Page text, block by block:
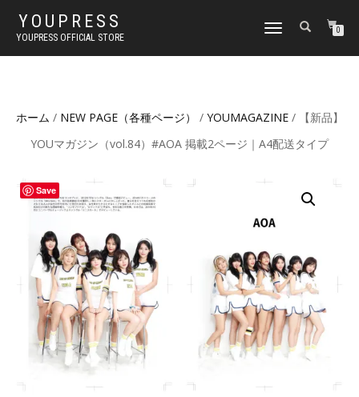
YOUPRESS
YOUPRESS OFFICIAL STORE
ナ
ゲ
ン
り
え
0
ホーム / NEW PAGE（各種ページ） / YOUMAGAZINE/ 【新品】
YOUマガジン（vol.84）#AOA 掲載2ページ｜A4配送タイプ
Save